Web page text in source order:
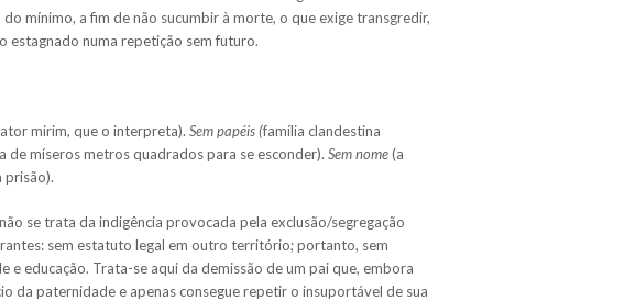
mínimo, a fim de não sucumbir à morte, o que exige transgredir,
estagnado numa repetição sem futuro.
mirim, que o interpreta). Sempapéis (família clandestina
míseros metros quadrados para se esconder). Sem nome(a
prisão).
se trata da indigência provocada pela exclusão/segregação
sem estatuto legal em outro território; portanto, sem
e educação. Trata-se aqui da demissão de um pai que, embora
da paternidade e apenas consegue repetir o insuportável de sua